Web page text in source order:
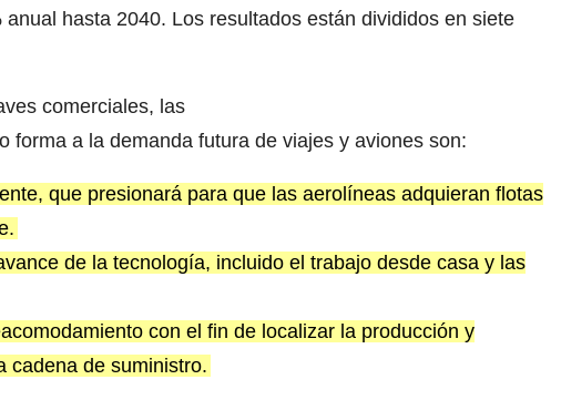
hasta 2040. Los resultados están divididos en siete
comerciales, las
forma a la demanda futura de viajes y aviones son:
que presionará para que las aerolíneas adquieran flotas
de la tecnología, incluido el trabajo desde casa y las
con el fin de localizar la producción y
cadena de suministro.